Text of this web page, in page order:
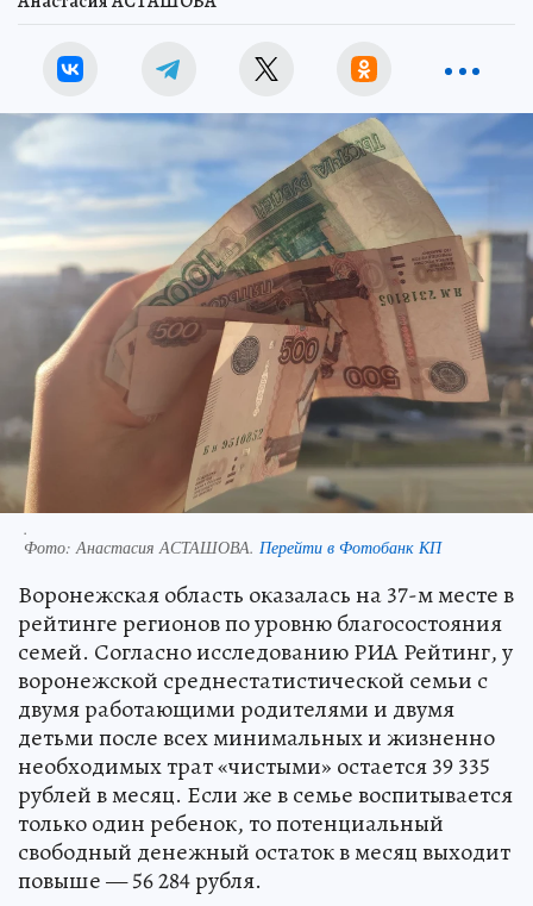
.
Фото:Анастасия АСТАШОВА. Перейти в Фотобанк КП
Воронежская область оказалась на 37-м месте в
рейтинге регионов по уровню благосостояния
семей. Согласно исследованию РИА Рейтинг, у
воронежской среднестатистической семьи с
двумя работающими родителями и двумя
детьми после всех минимальных и жизненно
необходимых трат «чистыми» остается 39 335
рублей в месяц. Если же в семье воспитывается
только один ребенок, то потенциальный
свободный денежный остаток в месяц выходит
повыше — 56 284 рубля.